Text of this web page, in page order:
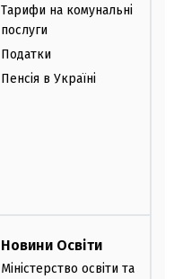
Тарифи на комунальні
послуги
Податки
Пенсія в Україні
Новини Освіти
Міністерство освіти та